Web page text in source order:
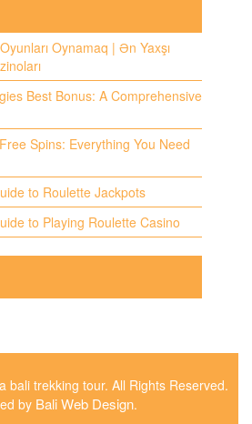
Oynamaq | Ən Yaxşı
Best Bonus: A Comprehensive
Spins: Everything You Need
to Roulette Jackpots
to Playing Roulette Casino
bali trekking tour. All Rights Reserved.
by Bali Web Design.